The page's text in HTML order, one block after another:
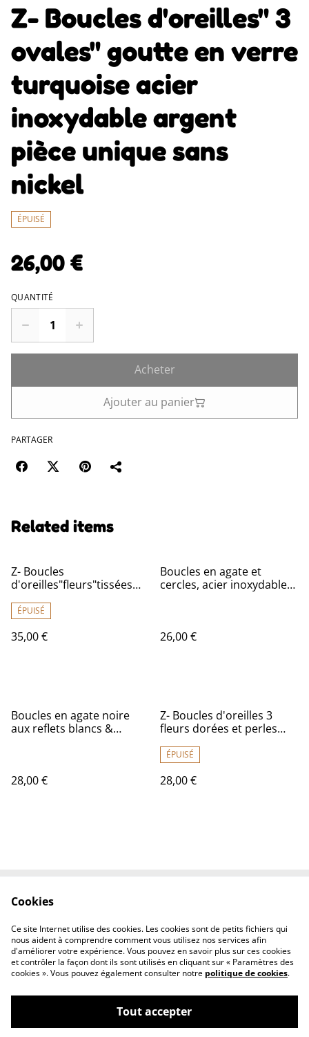
Z- Boucles d'oreilles" 3
ovales" goutte en verre
turquoise acier
inoxydable argent
pièce unique sans
nickel
ÉPUISÉ
26,00 €
QUANTITÉ
Acheter
Ajouter au panier
PARTAGER
Related items
Z- Boucles
d'oreilles"fleurs"tissées
sur fil de lin. Fermoirs en
acier inoxydable doré,
bleu, orange,or. -sans
ÉPUISÉ
35,00 €
Boucles en agate et
cercles, acier inoxydable
26,00 €
Boucles en agate noire
aux reflets blancs &
28,00 €
Z- Boucles d'oreilles 3
fleurs dorées et perles
acier inoxydable doré -
sans nickel- pièce unique
ÉPUISÉ
28,00 €
Politique de
confidentialité
Politique de cookies
©2026Fleurs et lin boutique
Cookies
Ce site Internet utilise des cookies. Les cookies sont de petits fichiers qui
nous aident à comprendre comment vous utilisez nos services afin
d'améliorer votre expérience. Vous pouvez en savoir plus sur ces cookies
et contrôler la façon dont ils sont utilisés en cliquant sur « Paramètres des
cookies ». Vous pouvez également consulter notre politique de cookies.
Tout accepter